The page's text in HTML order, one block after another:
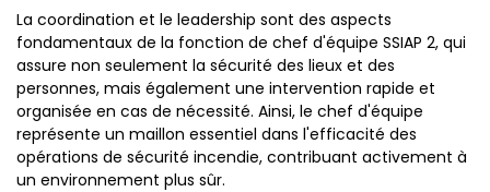
La coordination et le leadership sont des aspects
fondamentaux de la fonction de chef d'équipe SSIAP 2, qui
assure non seulement la sécurité des lieux et des
personnes, mais également une intervention rapide et
organisée en cas de nécessité. Ainsi, le chef d'équipe
représente un maillon essentiel dans l'efficacité des
opérations de sécurité incendie, contribuant activement à
un environnement plus sûr.